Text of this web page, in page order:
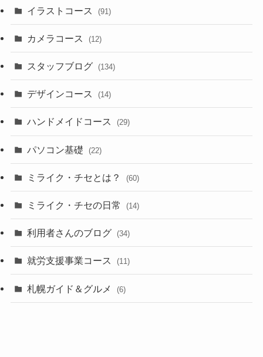
イラストコース (91)
カメラコース (12)
スタッフブログ (134)
デザインコース (14)
ハンドメイドコース (29)
パソコン基礎 (22)
ミライク・チセとは？ (60)
ミライク・チセの日常 (14)
利用者さんのブログ (34)
就労支援事業コース (11)
札幌ガイド＆グルメ (6)